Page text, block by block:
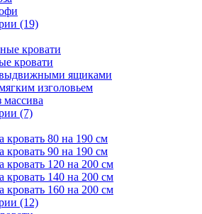
(19)
кровати
кровати
ящиками
изголовьем
массива
(7)
кровать 80 на 190 см
кровать 90 на 190 см
кровать 120 на 200 см
кровать 140 на 200 см
кровать 160 на 200 см
(12)